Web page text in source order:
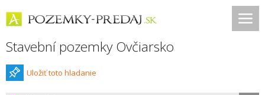
Stavební pozemky Ovčiarsko
Uložiť toto hladanie